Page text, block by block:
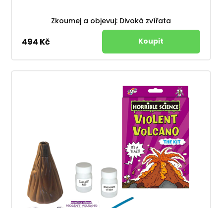
Zkoumej a objevuj: Divoká zvířata
494 Kč